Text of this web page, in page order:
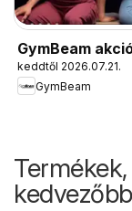
GymBeam
keddtől 2026.07.21.
GymBeam